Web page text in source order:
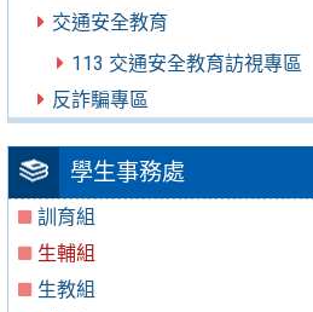
交通安全教育
113 交通安全教育訪視專區
反詐騙專區
學生事務處
訓育組
生輔組
生教組